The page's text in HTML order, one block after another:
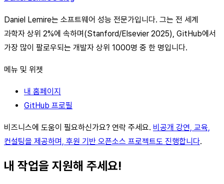
Daniel Lemire는 소프트웨어 성능 전문가입니다. 그는 전 세계
과학자 상위 2%에 속하며(Stanford/Elsevier 2025), GitHub에서
가장 많이 팔로우되는 개발자 상위 1000명 중 한 명입니다.
메뉴 및 위젯
내 홈페이지
GitHub 프로필
비즈니스에 도움이 필요하신가요? 연락 주세요. 비공개 강연, 교육,
컨설팅을 제공하며, 후원 기반 오픈소스 프로젝트도 진행합니다.
내 작업을 지원해 주세요!